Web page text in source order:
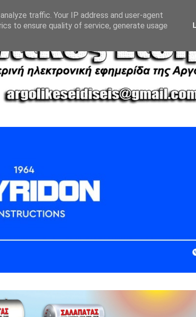
traffic. Your IP address and user-agent
to ensure quality of service, generate usage